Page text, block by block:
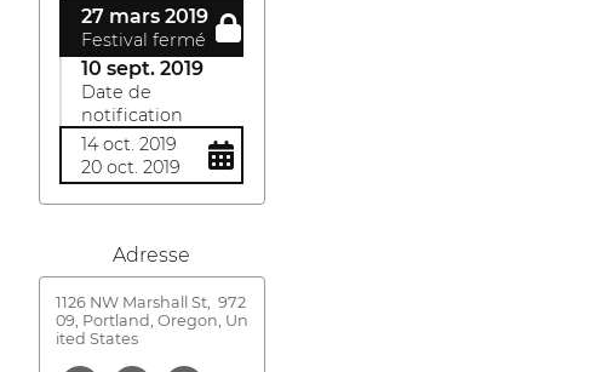
27 mars 2019
Festival fermé
10 sept. 2019
Date de
notification
14 oct. 2019
20 oct. 2019
Adresse
1126 NW Marshall St, 972
09, Portland, Oregon, Un
ited States